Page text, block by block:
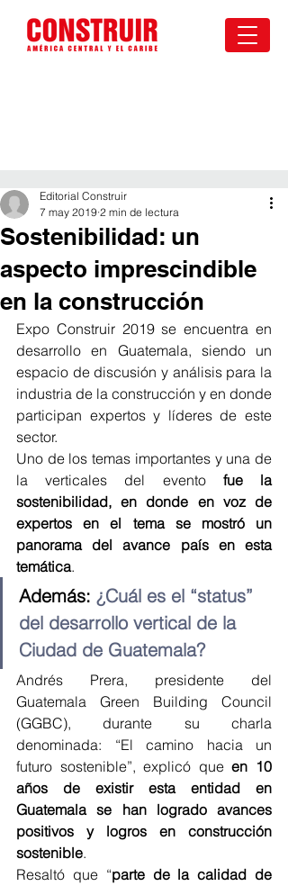
Sostenibilidad: un
aspecto imprescindible
en la construcción
Editorial Construir
7 may 2019 2 min de lectura
Expo Construir 2019 se encuentra en
desarrollo en Guatemala, siendo un
espacio de discusión y análisis para la
industria de la construcción y en donde
participan expertos y líderes de este
sector.
Uno de los temas importantes y una de
la verticales del evento fue la
sostenibilidad, en donde en voz de
expertos en el tema se mostró un
panorama del avance país en esta
temática.
Además: ¿Cuál es el “status”
del desarrollo vertical de la
Ciudad de Guatemala?
Andrés Prera, presidente del
Guatemala Green Building Council
(GGBC), durante su charla
denominada: “El camino hacia un
futuro sostenible”, explicó que en 10
años de existir esta entidad en
Guatemala se han logrado avances
positivos y logros en construcción
sostenible.
Resaltó que “parte de la calidad de